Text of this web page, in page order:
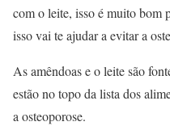
com o leite, isso é muito bom
isso vai te ajudar a evitar a
As amêndoas e o leite são
estão no topo da lista dos
a osteoporose.